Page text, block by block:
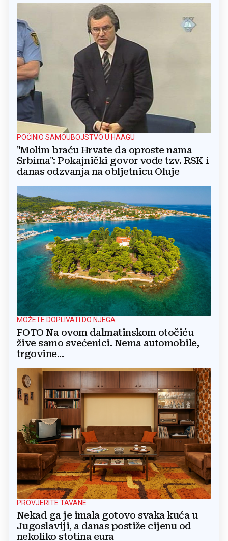
POČINIO SAMOUBOJSTVO U HAAGU
"Molim braću Hrvate da oproste nama
Srbima": Pokajnički govor vođe tzv. RSK i
danas odzvanja na obljetnicu Oluje
MOŽETE DOPLIVATI DO NJEGA
FOTO Na ovom dalmatinskom otočiću
žive samo svećenici. Nema automobile,
trgovine...
PROVJERITE TAVANE
Nekad ga je imala gotovo svaka kuća u
Jugoslaviji, a danas postiže cijenu od
nekoliko stotina eura